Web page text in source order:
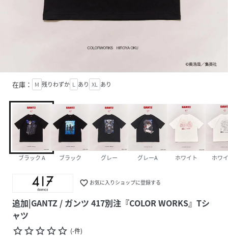
在庫： M 残りわずか L あり XL あり
ブラック A ブラック グレー グレーA ホワイト ホワ
favorite_border お気に入りショップに登録する
追加|GANTZ / ガンツ 417別注『COLOR WORKS』Tシ
ャツ
star_borderstar_borderstar_borderstar_borderstar_border (-件)